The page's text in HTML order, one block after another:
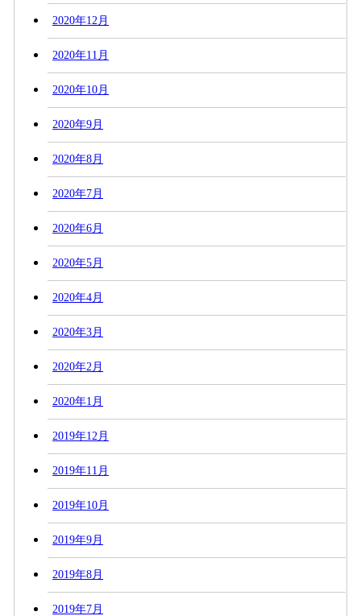
2020年12月
2020年11月
2020年10月
2020年9月
2020年8月
2020年7月
2020年6月
2020年5月
2020年4月
2020年3月
2020年2月
2020年1月
2019年12月
2019年11月
2019年10月
2019年9月
2019年8月
2019年7月